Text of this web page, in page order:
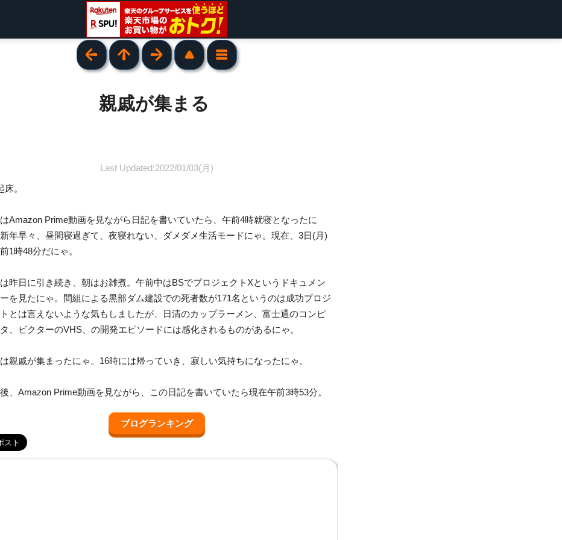
親戚が集まる
Last Updated:2022/01/03(月)
床。
Amazon Prime動画を見ながら日記を書いていたら、午前4時就寝となったに
年早々、昼間寝過ぎて、夜寝れない、ダメダメ生活モードにゃ。現在、3日(月)
1時48分だにゃ。
昨日に引き続き、朝はお雑煮。午前中はBSでプロジェクトXというドキュメン
を見たにゃ。間組による黒部ダム建設での死者数が171名というのは成功プロジ
とは言えないような気もしましたが、日清のカップラーメン、富士通のコンピ
タ、ビクターのVHS、の開発エピソードには感化されるものがあるにゃ。
親戚が集まったにゃ。16時には帰っていき、寂しい気持ちになったにゃ。
、Amazon Prime動画を見ながら、この日記を書いていたら現在午前3時53分。
ブログランキング